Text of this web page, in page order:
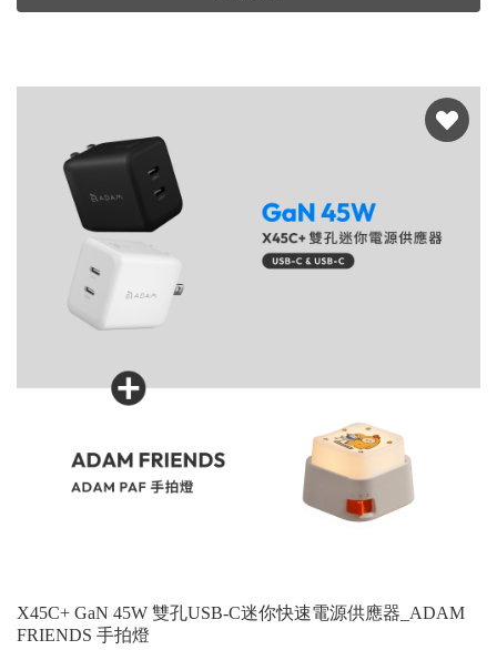
X45C+ GaN 45W 雙孔USB-C迷你快速電源供應器_ADAM
FRIENDS 手拍燈